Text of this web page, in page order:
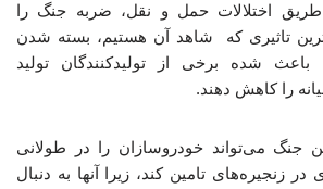
اختلالات حمل و نقل، ضربه جنگ را
تاثیری که شاهد آن هستیم، بسته شدن
شده برخی از تولیدکنندگان تولید
را کاهش دهند.
جنگ می‌تواند خودروسازان را در طولانی
زنجیره‌های تامین کند، زیرا آنها به دنبال